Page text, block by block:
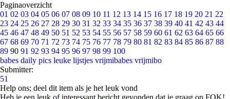
Paginaoverzicht
01 02 03 04 05 06 07 08 09 10 11 12 13 14 15 16 17 18 19 20 21 22
23 24 25 26 27 28 29 30 31 32 33 34 35 36 37 38 39 40 41 42 43 44
45 46 47 48 49 50 51 52 53 54 55 56 57 58 59 60 61 62 63 64 65 66
67 68 69 70 71 72 73 74 75 76 77 78 79 80 81 82 83 84 85 86 87 88
89 90 91 92 93 94 95 96 97 98 99 100
babes daily pics leuke lijstjes vrijmibabes vrijmibo
Submitter:
51
Help ons; deel dit item als je het leuk vond
Heb je een leuk of interessant bericht gevonden dat je graag op FOK!